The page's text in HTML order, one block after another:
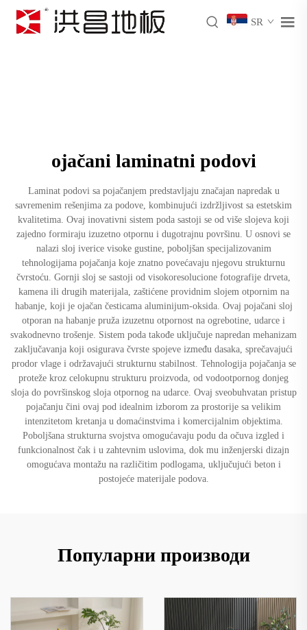
SR
ojačani laminatni podovi
Laminat podovi sa pojačanjem predstavljaju značajan napredak u
savremenim rešenjima za podove, kombinujući izdržljivost sa estetskim
kvalitetima. Ovaj inovativni sistem poda sastoji se od više slojeva koji
zajedno formiraju izuzetno otpornu i dugotrajnu površinu. U osnovi se
nalazi sloj iverice visoke gustine, poboljšan specijalizovanim
tehnologijama pojačanja koje znatno povećavaju njegovu strukturnu
čvrstoću. Gornji sloj se sastoji od visokoresolucione fotografije drveta,
kamena ili drugih materijala, zaštićene providnim slojem otpornim na
habanje, koji je ojačan česticama aluminijum-oksida. Ovaj pojačani sloj
otporan na habanje pruža izuzetnu otpornost na ogrebotine, udarce i
svakodnevno trošenje. Sistem poda takođe uključuje napredan mehanizam
zaključavanja koji osigurava čvrste spojeve između dasaka, sprečavajući
prodor vlage i održavajući strukturnu stabilnost. Tehnologija pojačanja se
proteže kroz celokupnu strukturu proizvoda, od vodootpornog donjeg
sloja do površinskog sloja otpornog na udarce. Ovaj sveobuhvatan pristup
pojačanju čini ovaj pod idealnim izborom za prostorije sa velikim
intenzitetom kretanja u domaćinstvima i komercijalnim objektima.
Poboljšana strukturna svojstva omogućavaju podu da očuva izgled i
funkcionalnost čak i u zahtevnim uslovima, dok mu inženjerski dizajn
omogućava montažu na različitim podlogama, uključujući beton i
postojeće materijale podova.
Популарни производи